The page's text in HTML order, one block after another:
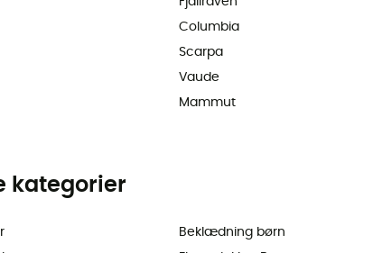
Columbia
Scarpa
Vaude
Mammut
kategorier
Beklædning børn